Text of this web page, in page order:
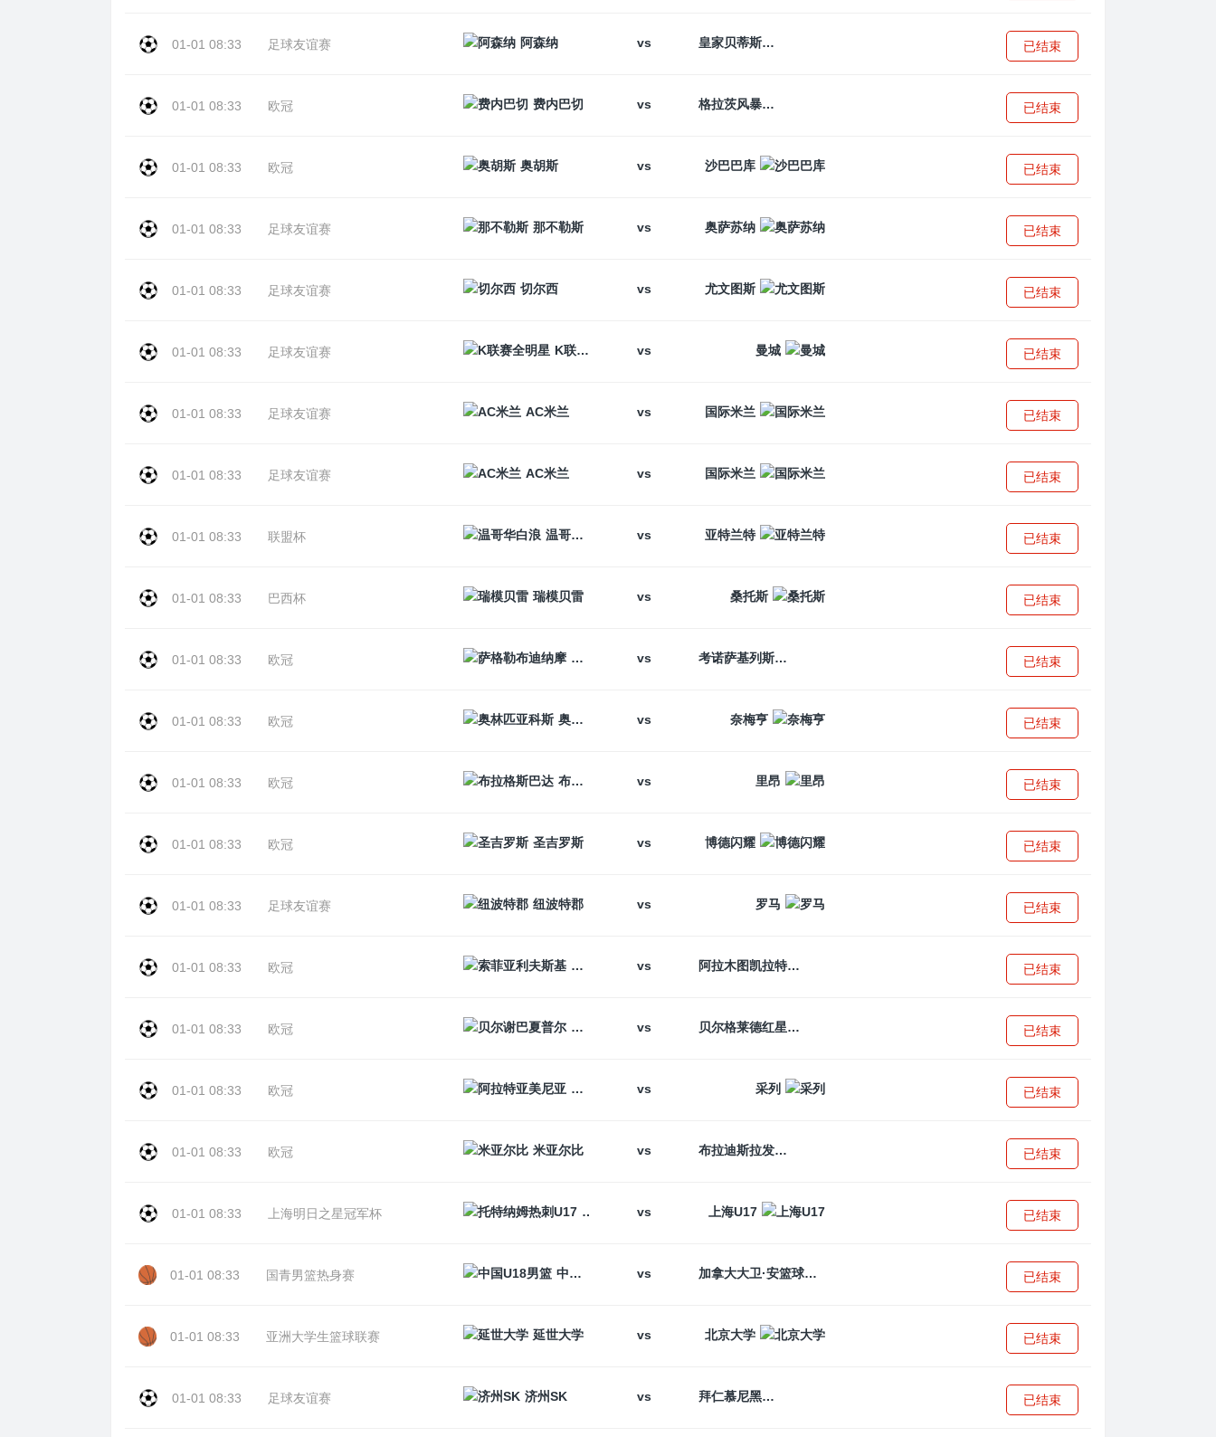
01-01 08:33 足球友谊赛 阿森纳 vs 皇家贝蒂斯 已结束
01-01 08:33 欧冠 费内巴切 vs 格拉茨风暴 已结束
01-01 08:33 欧冠 奥胡斯 vs 沙巴巴库 已结束
01-01 08:33 足球友谊赛 那不勒斯 vs 奥萨苏纳 已结束
01-01 08:33 足球友谊赛 切尔西 vs 尤文图斯 已结束
01-01 08:33 足球友谊赛 K联赛全明星 vs 曼城 已结束
01-01 08:33 足球友谊赛 AC米兰 vs 国际米兰 已结束
01-01 08:33 足球友谊赛 AC米兰 vs 国际米兰 已结束
01-01 08:33 联盟杯 温哥华白浪 vs 亚特兰特 已结束
01-01 08:33 巴西杯 瑞模贝雷 vs 桑托斯 已结束
01-01 08:33 欧冠 萨格勒布迪纳摩
vs 考诺萨基列斯 已结束
01-01 08:33 欧冠 奥林匹亚科斯 vs 奈梅亨 已结束
01-01 08:33 欧冠 布拉格斯巴达 vs 里昂 已结束
01-01 08:33 欧冠 圣吉罗斯 vs 博德闪耀 已结束
01-01 08:33 足球友谊赛 纽波特郡 vs 罗马 已结束
01-01 08:33 欧冠 索菲亚利夫斯基
vs 阿拉木图凯拉特 已结束
01-01 08:33 欧冠 贝尔谢巴夏普尔
vs 贝尔格莱德红星 已结束
01-01 08:33 欧冠 阿拉特亚美尼亚
vs 采列 已结束
01-01 08:33 欧冠 米亚尔比 vs 布拉迪斯拉发 已结束
01-01 08:33 上海明日之星冠军杯 托特纳姆热刺U17
vs 上海U17 已结束
01-01 08:33 国青男篮热身赛 中国U18男篮 vs 加拿大大卫·安篮球学院 已结束
01-01 08:33 亚洲大学生篮球联赛 延世大学 vs 北京大学 已结束
01-01 08:33 足球友谊赛 济州SK vs 拜仁慕尼黑 已结束